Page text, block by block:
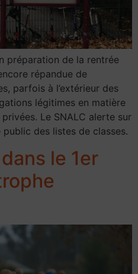
préparation de la rentrée
répandue de
parfois à l’extérieur des
légitimes en matière
Le SNALC alerte sur
public des listes de classes.
le 1er